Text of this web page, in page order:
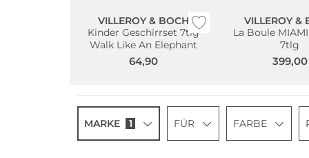
VILLEROY & BOCH
Kinder Geschirrset 7tlg
Walk Like An Elephant
64,90
VILLEROY &
La Boule
7tlg
399,00
MARKE 1 FÜR FARBE